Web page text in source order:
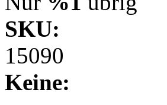
SKU:
15090
Keine: